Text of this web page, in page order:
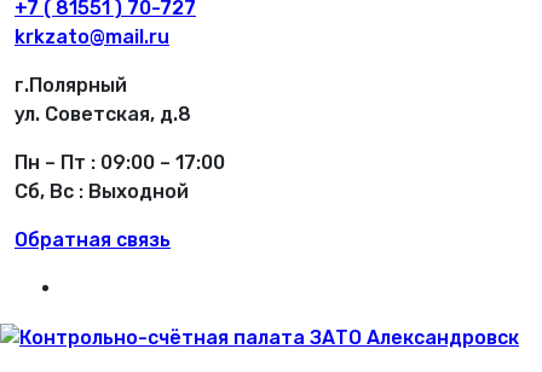
+7 ( 81551 ) 70-727
krkzato@mail.ru
г.Полярный
ул. Советская, д.8
Пн – Пт : 09:00 – 17:00
Сб, Вс : Выходной
Обратная связь